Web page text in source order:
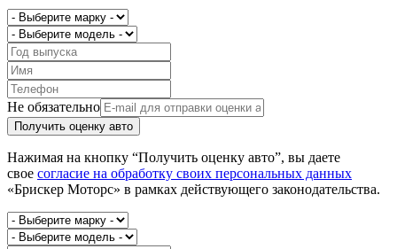
Не обязательно
Получить оценку авто
Нажимая на кнопку “Получить оценку авто”, вы даете
свое согласие на обработку своих персональных данных
«Брискер Моторс» в рамках действующего законодательства.